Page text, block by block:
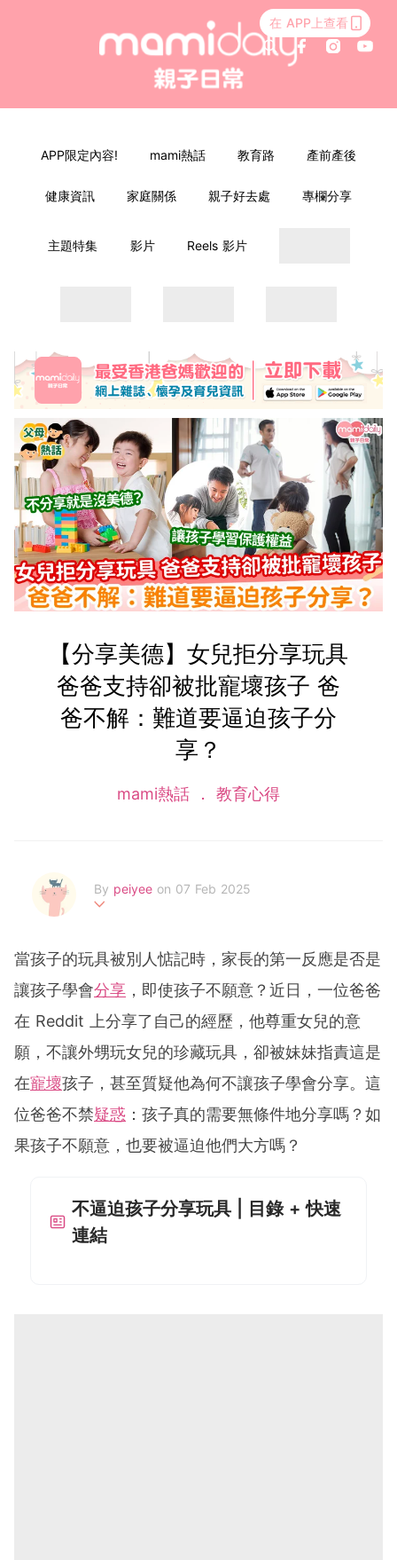
在 APP上查看
APP限定內容! mami熱話 教育路 產前產後
健康資訊 家庭關係 親子好去處 專欄分享
主題特集 影片 Reels 影片
【分享美德】女兒拒分享玩具
爸爸支持卻被批寵壞孩子 爸
爸不解：難道要逼迫孩子分
享？
mami熱話 教育心得
By peiyee on 07 Feb 2025
當孩子的玩具被別人惦記時，家長的第一反應是否是
讓孩子學會分享 ，即使孩子不願意？近日，一位爸爸
在 Reddit 上分享了自己的經歷，他尊重女兒的意
願，不讓外甥玩女兒的珍藏玩具，卻被妹妹指責這是
在寵壞孩子，甚至質疑他為何不讓孩子學會分享。這
位爸爸不禁疑惑 ：孩子真的需要無條件地分享嗎？如
果孩子不願意，也要被逼迫他們大方嗎？
不逼迫孩子分享玩具 | 目錄 + 快速
連結